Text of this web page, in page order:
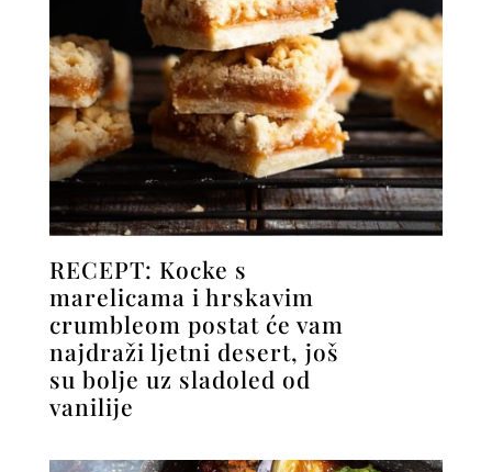
RECEPT: Kocke s
marelicama i hrskavim
crumbleom postat će vam
najdraži ljetni desert, još
su bolje uz sladoled od
vanilije